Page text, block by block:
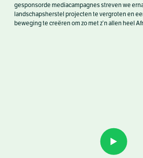
gesponsorde mediacampagnes streven we
landschapsherstel projecten te vergroten en
beweging te creëren om zo met z’n allen heel